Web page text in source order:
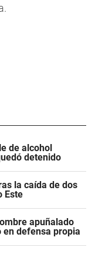
de alcohol
detenido
la caída de dos
Este
apuñalado
en defensa propia